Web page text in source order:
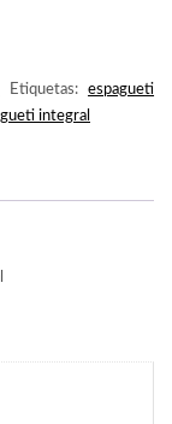
Etiquetas:espagueti
integral